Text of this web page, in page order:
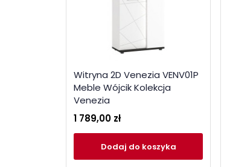
Witryna 2D Venezia VENV01P
Meble Wójcik Kolekcja
Venezia
1 789,00 zł
Dodaj do koszyka